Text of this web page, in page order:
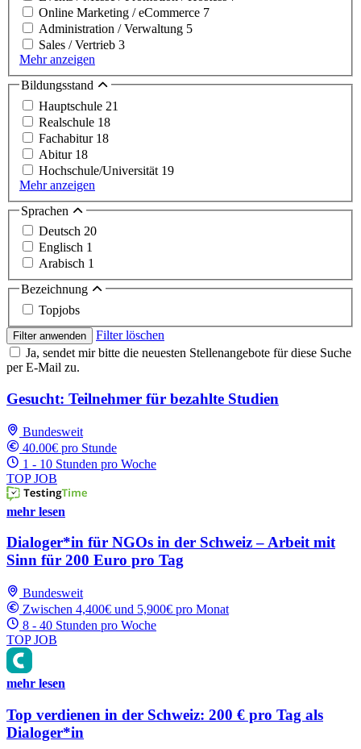
Online Marketing / eCommerce 7
Administration / Verwaltung 5
Sales / Vertrieb 3
Mehr anzeigen
Bildungsstand
Hauptschule 21
Realschule 18
Fachabitur 18
Abitur 18
Hochschule/Universität 19
Mehr anzeigen
Sprachen
Deutsch 20
Englisch 1
Arabisch 1
Bezeichnung
Topjobs
Filter anwenden
Filter löschen
Ja, sendet mir bitte die neuesten Stellenangebote für diese Suche
per E-Mail zu.
Gesucht: Teilnehmer für bezahlte Studien
Bundesweit
40.00€ pro Stunde
1 - 10 Stunden pro Woche
TOP JOB
mehr lesen
Dialoger*in für NGOs in der Schweiz – Arbeit mit
Sinn für 200 Euro pro Tag
Bundesweit
Zwischen 4,400€ und 5,900€ pro Monat
8 - 40 Stunden pro Woche
TOP JOB
mehr lesen
Top verdienen in der Schweiz: 200 € pro Tag als
Dialoger*in